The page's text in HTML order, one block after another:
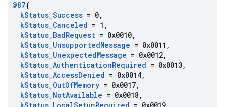
@87{
kStatus_Success = 0,
kStatus_Canceled = 1 ,
kStatus_BadRequest = 0x0010,
kStatus_UnsupportedMessage = 0x0011 ,
kStatus_UnexpectedMessage = 0x0012,
kStatus_AuthenticationRequired = 0x0013,
kStatus_AccessDenied = 0x0014,
kStatus_OutOfMemory = 0x0017,
kStatus_NotAvailable = 0x0018 ,